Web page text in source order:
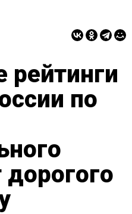
рейтинги
по
дорогого